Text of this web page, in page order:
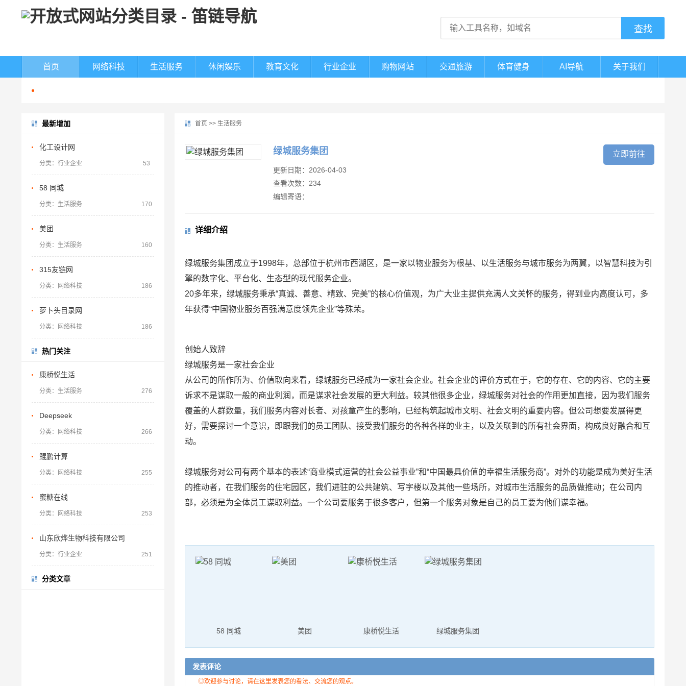
首页 网络科技 生活服务 休闲娱乐 教育文化 行业企业 购物网站 交通旅游 体育健身 AI导航 关于我们
最新增加
化工设计网
分类：行业企业 53
58 同城
分类：生活服务 170
美团
分类：生活服务 160
315友链网
分类：网络科技 186
萝卜头目录网
分类：网络科技 186
热门关注
康桥悦生活
分类：生活服务 276
Deepseek
分类：网络科技 266
鲲鹏计算
分类：网络科技 255
蜜糖在线
分类：网络科技 253
山东欣烨生物科技有限公司
分类：行业企业 251
分类文章
首页 >> 生活服务
绿城服务集团
更新日期：2026-04-03
查看次数：234
编辑寄语：
立即前往
详细介绍
绿城服务集团成立于1998年，总部位于杭州市西湖区，是一家以物业服务为根基、以生活服务与城市服务为两翼，以智慧科技为引
擎的数字化、平台化、生态型的现代服务企业。
20多年来，绿城服务秉承“真诚、善意、精致、完美”的核心价值观，为广大业主提供充满人文关怀的服务，得到业内高度认可，多
年获得“中国物业服务百强满意度领先企业”等殊荣。
创始人致辞
绿城服务是一家社会企业
从公司的所作所为、价值取向来看，绿城服务已经成为一家社会企业。社会企业的评价方式在于，它的存在、它的内容、它的主要
诉求不是谋取一般的商业利润，而是谋求社会发展的更大利益。较其他很多企业，绿城服务对社会的作用更加直接，因为我们服务
覆盖的人群数量，我们服务内容对长者、对孩童产生的影响，已经构筑起城市文明、社会文明的重要内容。但公司想要发展得更
好，需要探讨一个意识，即跟我们的员工团队、接受我们服务的各种各样的业主，以及关联到的所有社会界面，构成良好融合和互
动。
绿城服务对公司有两个基本的表述“商业模式运营的社会公益事业”和“中国最具价值的幸福生活服务商”。对外的功能是成为美好生活
的推动者，在我们服务的住宅园区，我们进驻的公共建筑、写字楼以及其他一些场所，对城市生活服务的品质做推动；在公司内
部，必须是为全体员工谋取利益。一个公司要服务于很多客户，但第一个服务对象是自己的员工要为他们谋幸福。
58 同城 美团 康桥悦生活 绿城服务集团
发表评论
◎欢迎参与讨论，请在这里发表您的看法、交流您的观点。